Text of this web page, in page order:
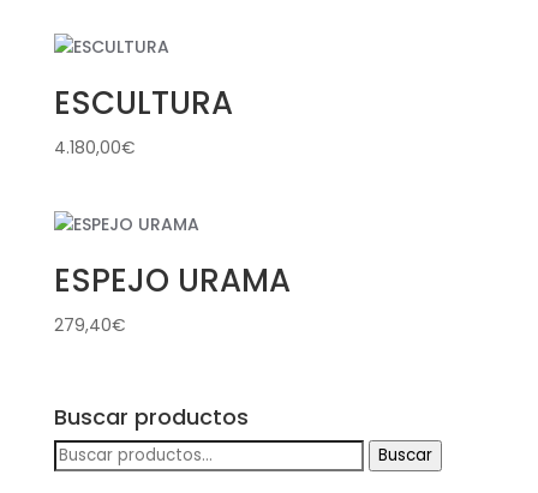
ESCULTURA
4.180,00€
ESPEJO URAMA
279,40€
Buscar productos
Buscar
por:
Buscar